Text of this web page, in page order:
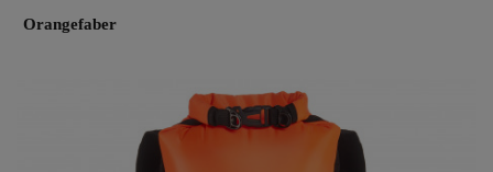
Orangefaber